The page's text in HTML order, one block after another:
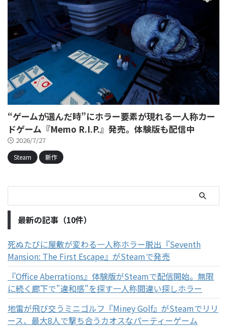
“ゲームが選んだ時”にホラー要素が現れる一人称カー
ドゲーム『Memo R.I.P.』発売。体験版も配信中
2026/7/27
Steam 新作
最新の記事（10件）
死ぬたびに屋敷が変わる一人称ホラー脱出『Seventh
Mansion: The First Escape』がSteamで発売
『Office Aberrations』体験版がSteamで配信開始。無限
に続く廊下で"違和感"を探す一人称間違い探しホラー
地雷が飛び交うミニゴルフ『Miney Golf』がSteamでリリ
ース、最大8人で撃ち合うカオスなパーティーゲーム